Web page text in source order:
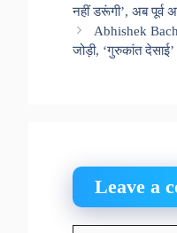
नहीं डरूंगी’, अब पूर्व
Abhishek
जोड़ी, ‘गुरुकांत
Leave a